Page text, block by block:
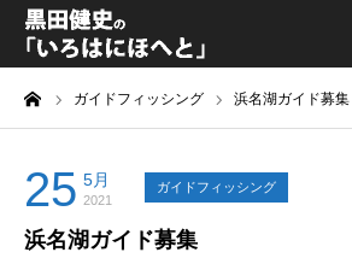
ガイドフィッシング 浜名湖ガイド募集
25 5月
2021
ガイドフィッシング
浜名湖ガイド募集
黒田健史プロフィール
カテゴリ一覧
喫茶KURODA